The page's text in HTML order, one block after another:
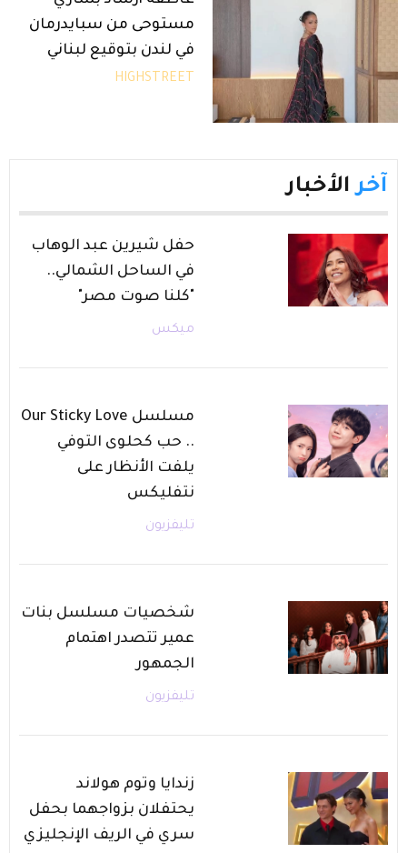
مستوحى من سبايدرمان
في لندن بتوقيع لبناني
HIGHSTREET
آخر الأخبار
حفل شيرين عبد الوهاب
في الساحل الشمالي..
"كلنا صوت مصر"
ميكس
مسلسل Our Sticky Love
.. حب كحلوى التوفي
يلفت الأنظار على
نتفليكس
تليفزيون
شخصيات مسلسل بنات
عمير تتصدر اهتمام
الجمهور
تليفزيون
زندايا وتوم هولاند
يحتفلان بزواجهما بحفل
سري في الريف الإنجليزي